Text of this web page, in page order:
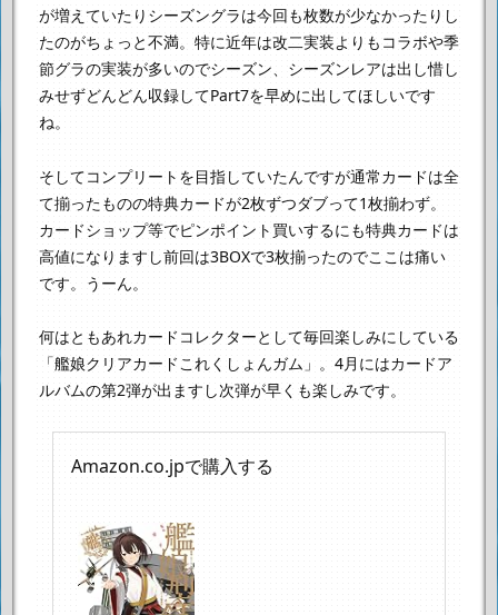
が増えていたり シーズングラは今回も枚数が少なかったりし
たのがちょっと不満。 特に近年は改二実装よりもコラボや季
節グラの実装が多いのでシーズン、シーズンレアは出し惜し
みせずどんどん収録してPart7を早めに出してほしいです
ね。
そしてコンプリートを目指していたんですが通常カードは全
て揃ったものの特典カードが2枚ずつダブって1枚揃わず。
カードショップ等でピンポイント買いするにも特典カードは
高値になりますし前回は3BOXで3枚揃ったのでここは痛い
です。うーん。
何はともあれカードコレクターとして毎回楽しみにしている
「艦娘クリアカードこれくしょんガム」。 4月にはカードア
ルバムの第2弾が出ますし次弾が早くも楽しみです。
Amazon.co.jpで購入する